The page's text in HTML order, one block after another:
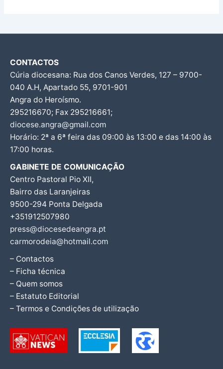
CONTACTOS
Cúria diocesana: Rua dos Canos Verdes, 127 – 9700-
040 A.H, Apartado 55, 9701-901
Angra do Heroísmo.
295216670; Fax 295216661;
diocese.angra@gmail.com
Horário: 2ª a 6ª feira das 09:00 às 13:00 e das 14:00 às
17:00 horas.
GABINETE DE COMUNICAÇÃO
Centro Pastoral Pio XII,
Bairro das Laranjeiras
9500-294 Ponta Delgada
+351912507980
press@diocesedeangra.pt
carmorodeia@hotmail.com
– Contactos
– Ficha técnica
– Quem somos
– Estatuto Editorial
– Termos e Condições de utilização